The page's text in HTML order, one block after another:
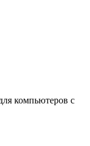
компьютеров с